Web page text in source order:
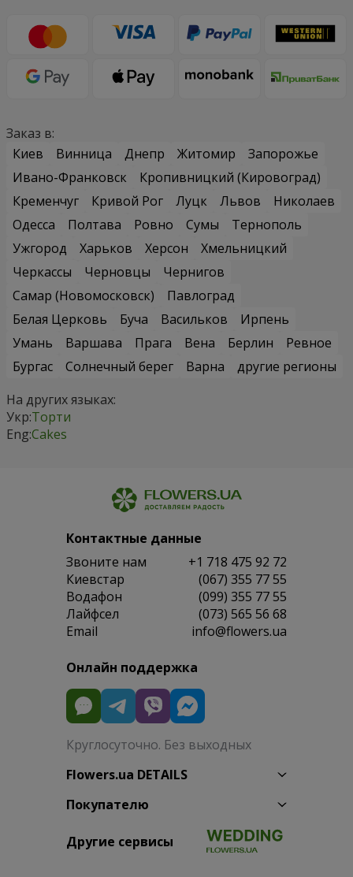
Заказ в:
Киев
Винница Днепр Житомир
Запорожье
Ивано-Франковск
Кропивницкий (Кировоград)
Кременчуг
Кривой Рог Луцк Львов
Николаев
Одесса
Полтава Ровно Сумы
Тернополь
Ужгород
Харьков Херсон
Хмельницкий
Черкассы
Черновцы
Чернигов
Самар (Новомосковск)
Павлоград
Белая Церковь
Буча Васильков
Ирпень
Умань
Варшава Прага Вена Берлин
Ревное
Бургас
Солнечный берег Варна
другие регионы
На других языках:
Укр:Торти
Eng:Cakes
Контактные данные
Звоните нам
+1 718 475 92 72
Киевстар
(067) 355 77 55
Водафон
(099) 355 77 55
Лайфсел
(073) 565 56 68
Email
info@flowers.ua
Онлайн поддержка
Круглосуточно. Без выходных
Flowers.ua DETAILS
Покупателю
Другие сервисы